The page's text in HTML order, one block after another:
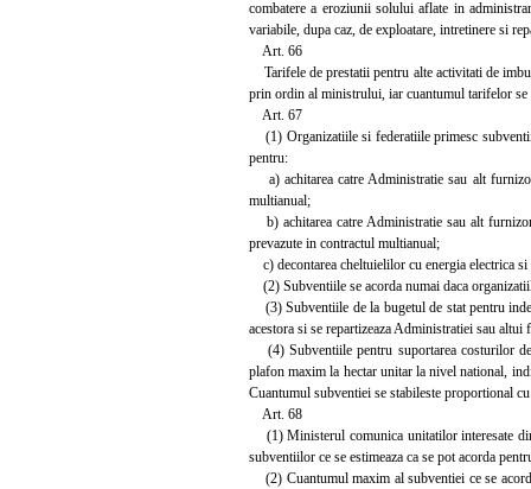
combatere a eroziunii solului aflate in
variabile, dupa caz, de exploatare, intretinere si
Art. 66
Tarifele de prestatii pentru alte activitati de
prin ordin al ministrului, iar cuantumul tarifelor
Art. 67
(1) Organizatiile si federatiile primesc
pentru:
a) achitarea catre Administratie sau alt
multianual;
b) achitarea catre Administratie sau alt
prevazute in contractul multianual;
c) decontarea cheltuielilor cu energia electrica
(2) Subventiile se acorda numai daca
(3) Subventiile de la bugetul de stat pentru
acestora si se repartizeaza Administratiei sau
(4) Subventiile pentru suportarea costurilor
plafon maxim la hectar unitar la nivel national,
Cuantumul subventiei se stabileste proportional
Art. 68
(1) Ministerul comunica unitatilor interesate
subventiilor ce se estimeaza ca se pot acorda
(2) Cuantumul maxim al subventiei ce se